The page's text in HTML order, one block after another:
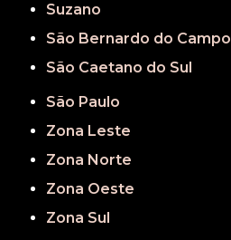
Suzano
São Bernardo do Campo
São Caetano do Sul
São Paulo
Zona Leste
Zona Norte
Zona Oeste
Zona Sul